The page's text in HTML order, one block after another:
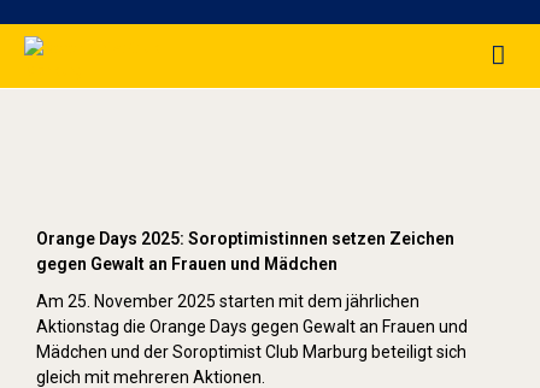
Orange Days 2025: Soroptimistinnen setzen Zeichen
gegen Gewalt an Frauen und Mädchen
Am 25. November 2025 starten mit dem jährlichen
Aktionstag die Orange Days gegen Gewalt an Frauen und
Mädchen und der Soroptimist Club Marburg beteiligt sich
gleich mit mehreren Aktionen.